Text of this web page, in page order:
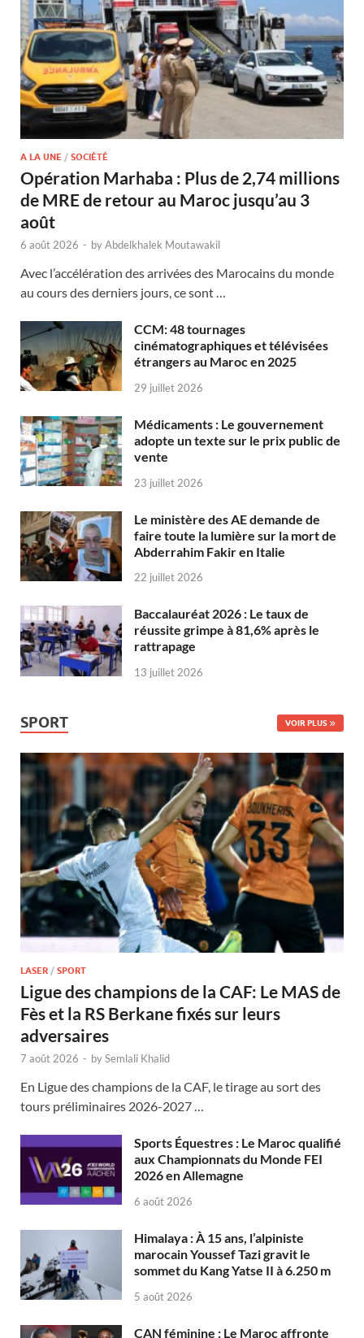
A LA UNE / SOCIÉTÉ
Opération Marhaba : Plus de 2,74 millions
de MRE de retour au Maroc jusqu’au 3
août
6 août 2026 - byAbdelkhalek Moutawakil
Avec l’accélération des arrivées des Marocains du monde
au cours des derniers jours, ce sont …
CCM: 48 tournages
cinématographiques et télévisées
étrangers au Maroc en 2025
29 juillet 2026
Médicaments : Le gouvernement
adopte un texte sur le prix public de
vente
23 juillet 2026
Le ministère des AE demande de
faire toute la lumière sur la mort de
Abderrahim Fakir en Italie
22 juillet 2026
Baccalauréat 2026 : Le taux de
réussite grimpe à 81,6% après le
rattrapage
13 juillet 2026
SPORT VOIR PLUS
LASER / SPORT
Ligue des champions de la CAF: Le MAS de
Fès et la RS Berkane fixés sur leurs
adversaires
7 août 2026 - bySemlali Khalid
En Ligue des champions de la CAF, le tirage au sort des
tours préliminaires 2026-2027 …
Sports Équestres : Le Maroc qualifié
aux Championnats du Monde FEI
2026 en Allemagne
6 août 2026
Himalaya : À 15 ans, l’alpiniste
marocain Youssef Tazi gravit le
sommet du Kang Yatse II à 6.250 m
5 août 2026
CAN féminine : Le Maroc affronte